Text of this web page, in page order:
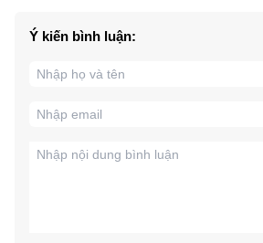
Ý kiến bình luận: